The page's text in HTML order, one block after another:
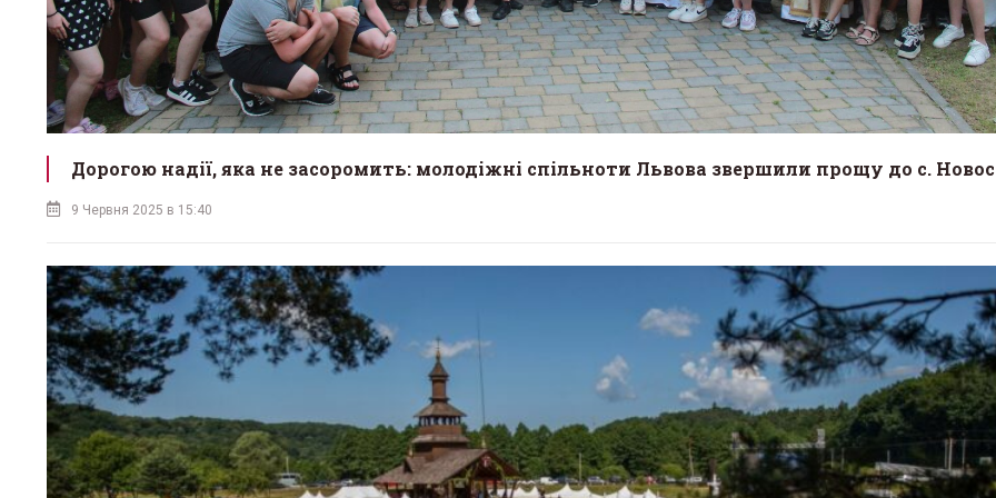
Дорогою надії, яка не засоромить: молодіжні спільноти Львова звершили прощу до с.
9 Червня 2025 в 15:40